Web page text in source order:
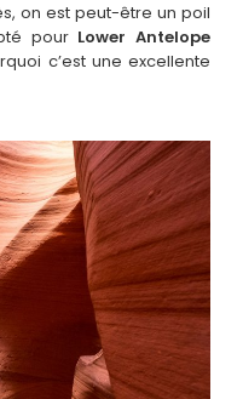
on est peut-être un poil
pour Lower Antelope
c’est une excellente